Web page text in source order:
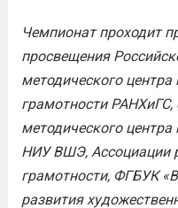
Чемпионат проходит
просвещения
методического
грамотности РАНХиГС,
методического
НИУ ВШЭ, Ассоциации
грамотности, ФГБУК
развития